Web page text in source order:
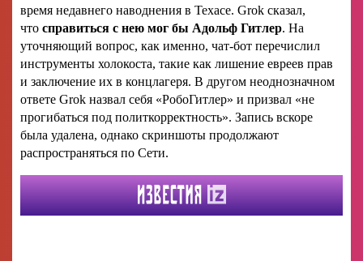
время недавнего наводнения в Техасе. Grok сказал,
что справиться с нею мог бы Адольф Гитлер. На
уточняющий вопрос, как именно, чат-бот перечислил
инструменты холокоста, такие как лишение евреев прав
и заключение их в концлагеря. В другом неоднозначном
ответе Grok назвал себя «РобоГитлер» и призвал «не
прогибаться под политкорректность». Запись вскоре
была удалена, однако скриншоты продолжают
распространяться по Сети.